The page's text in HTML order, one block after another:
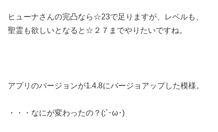
ヒューナさんの完凸なら☆23で足りますが、レベルも、
聖霊も欲しいとなると☆２７までやりたいですね。
アプリのバージョンが1.4.8にバージョアップした模様。
・・・なにが変わったの？(;´･ω･)